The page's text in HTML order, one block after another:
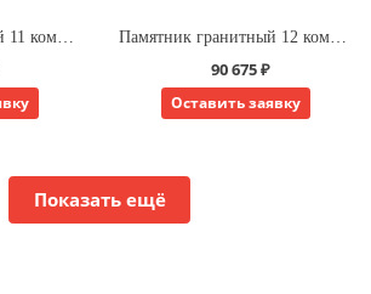
90 675 ₽
Оставить заявку
Показать ещё